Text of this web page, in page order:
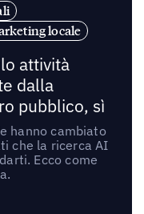
locale
attività
dalla
pubblico, sì
hanno cambiato
che la ricerca AI
Ecco come